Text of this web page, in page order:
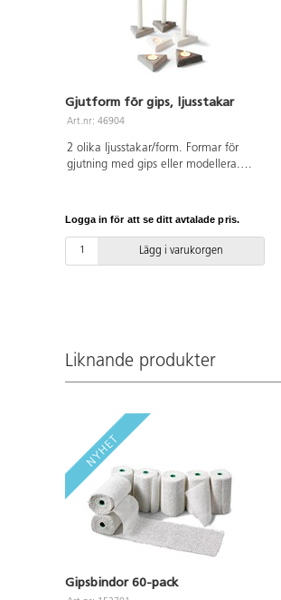
Gjutform för gips, ljusstakar
Art.nr: 46904
2 olika ljusstakar/form. Formar för
gjutning med gips eller modellera.
Logga in för att se ditt avtalade pris.
Lägg i varukorgen
Liknande produkter
Gipsbindor 60-pack